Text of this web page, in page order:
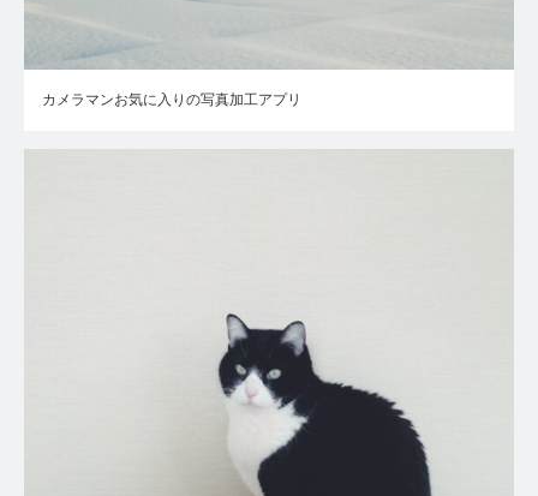
カメラマンお気に入りの写真加工アプリ